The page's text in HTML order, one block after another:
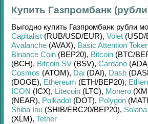
Купить Газпромбанк
Выгодно купить Газпромбанк рубли
Capitalist (RUB/USD/EUR), Volet (USD/
Avalanche (AVAX), Basic Attention
Binance Coin (BEP20), Bitcoin (BTC/
(BCH), Bitcoin SV (BSV), Cardano
Cosmos (ATOM), Dai (DAI), Dash
(DOGE), Ethereum (ETH/BEP20),
ICON (ICX), Litecoin (LTC), Monero
(NEAR), Polkadot (DOT), Polygon
Shiba Inu (SHIB/ERC20/BEP20), Solana
(XLM), Tether